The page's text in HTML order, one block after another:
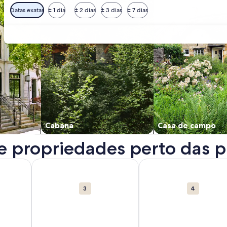
Datas exatas ± 1 dia ± 2 dias ± 3 dias ± 7 dias
Cabana Casa de campo
propriedades perto das
Abre em uma nova janela.
Brasília Shopping. Abre em uma nova janela.
3
Mais informações sobre Congresso Nacional do
4
Mais informações